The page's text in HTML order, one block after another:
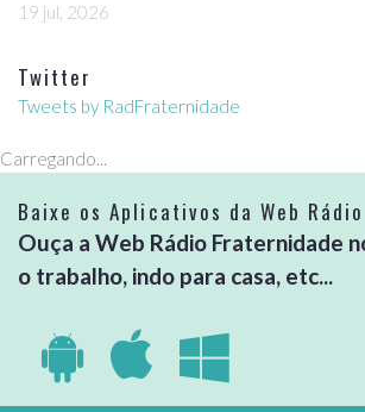
19 jul, 2026
Twitter
Tweets by RadFraternidade
Carregando...
Baixe os Aplicativos da Web
Ouça a Web Rádio Fraternidade
o trabalho, indo para casa, etc...